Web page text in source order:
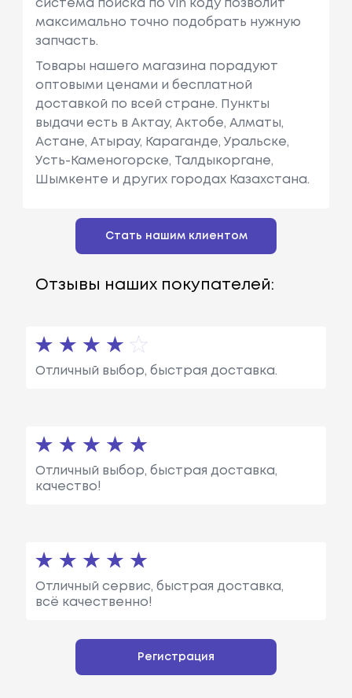
система поиска по vin коду позволит
максимально точно подобрать нужную
запчасть.
Товары нашего магазина порадуют
оптовыми ценами и бесплатной
доставкой по всей стране. Пункты
выдачи есть в Актау, Актобе, Алматы,
Астане, Атырау, Караганде, Уральске,
Усть-Каменогорске, Талдыкоргане,
Шымкенте и других городах Казахстана.
Стать нашим клиентом
Отзывы наших покупателей:
Отличный выбор, быстрая доставка.
Отличный выбор, быстрая доставка,
качество!
Отличный сервис, быстрая доставка,
всё качественно!
Регистрация